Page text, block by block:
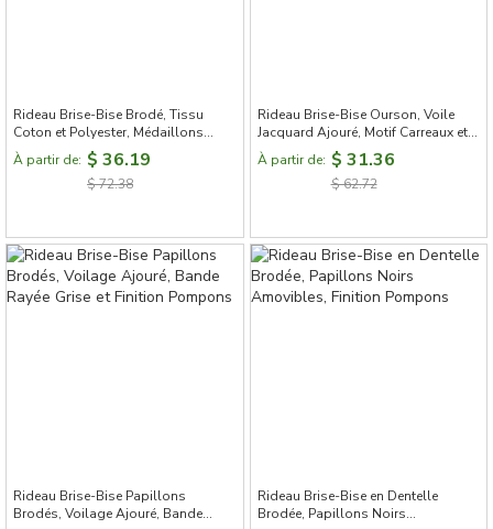
Rideau Brise-Bise Brodé, Tissu
Coton et Polyester, Médaillons
Baroques, Volant en Dentelle et
Bordure Perlée
À partir de: $ 36.19
$ 72.38
Rideau Brise-Bise Ourson, Voile
Jacquard Ajouré, Motif Carreaux et
Bordure Florale
À partir de: $ 31.36
$ 62.72
Rideau Brise-Bise Papillons
Brodés, Voilage Ajouré, Bande
Rideau Brise-Bise en Dentelle
Brodée, Papillons Noirs